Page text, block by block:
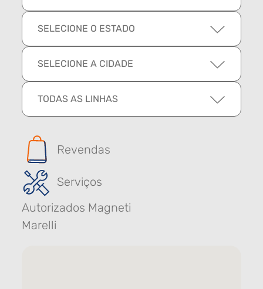
SELECIONE O ESTADO
SELECIONE A CIDADE
TODAS AS LINHAS
Revendas
Serviços
Autorizados Magneti
Marelli